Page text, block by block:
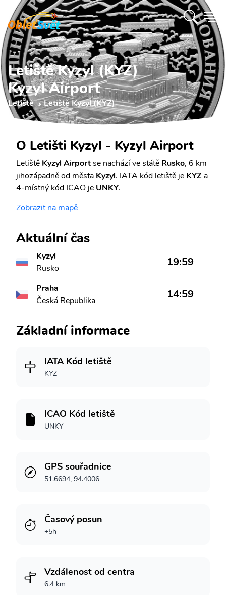
Letiště Kyzyl (KYZ)
Kyzyl Airport
Letiště Letiště Kyzyl (KYZ)
O Letišti Kyzyl - Kyzyl Airport
Letiště Kyzyl Airportse nachází ve státě Rusko, 6 km
jihozápadně od města Kyzyl. IATA kód letiště je KYZ a
4-místný kód ICAO je UNKY.
Zobrazit na mapě
Aktuální čas
Kyzyl
Rusko
19:59
Praha
Česká Republika
14:59
Základní informace
IATA Kód letiště
KYZ
ICAO Kód letiště
UNKY
GPS souřadnice
51.6694, 94.4006
Časový posun
+5h
Vzdálenost od centra
6.4 km